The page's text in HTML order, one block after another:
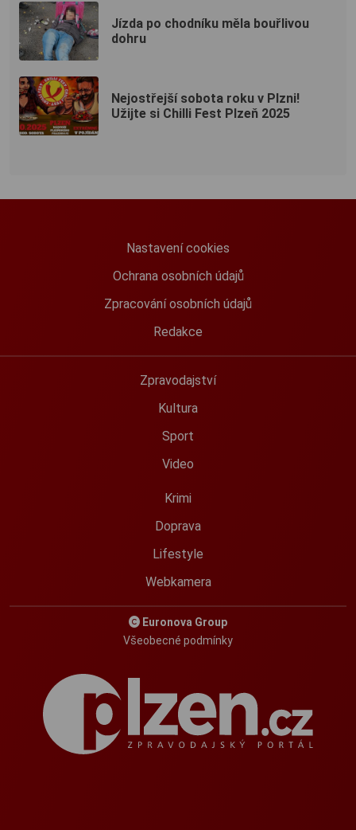
Jízda po chodníku měla bouřlivou
dohru
Nejostřejší sobota roku v Plzni!
Užijte si Chilli Fest Plzeň 2025
Nastavení cookies
Ochrana osobních údajů
Zpracování osobních údajů
Redakce
Zpravodajství
Kultura
Sport
Video
Krimi
Doprava
Lifestyle
Webkamera
Euronova Group
Všeobecné podmínky